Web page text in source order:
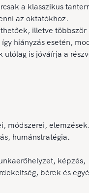
a klasszikus
az oktatókhoz.
illetve többször
hiányzás esetén,
utólag is jóváírja a
módszerei,
humánstratégia.
képzés,
bérek és